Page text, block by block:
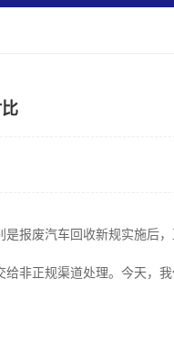
报废汽车回收新规实施后
非正规渠道处理。今天，